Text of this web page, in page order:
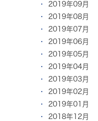
2019年09月
2019年08月
2019年07月
2019年06月
2019年05月
2019年04月
2019年03月
2019年02月
2019年01月
2018年12月